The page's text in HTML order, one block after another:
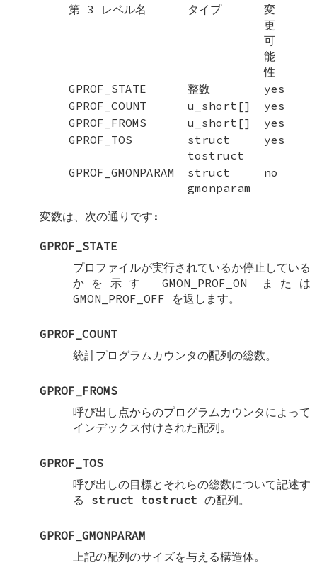
第 3 レベル名
タイプ
変
更
可
能
性
GPROF_STATE
整数
yes
GPROF_COUNT
u_short[]
yes
GPROF_FROMS
u_short[]
yes
GPROF_TOS
struct
tostruct
yes
GPROF_GMONPARAM
struct
gmonparam
no
変数は、次の通りです:
GPROF_STATE
プロファイルが実行されているか停止している
かを示す GMON_PROF_ON または
GMON_PROF_OFF を返します。
GPROF_COUNT
統計プログラムカウンタの配列の総数。
GPROF_FROMS
呼び出し点からのプログラムカウンタによって
インデックス付けされた配列。
GPROF_TOS
呼び出しの目標とそれらの総数について記述す
る struct tostruct の配列。
GPROF_GMONPARAM
上記の配列のサイズを与える構造体。